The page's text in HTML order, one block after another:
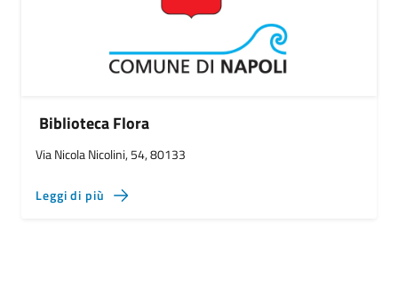
Biblioteca Flora
Via Nicola Nicolini, 54, 80133
Leggi di più